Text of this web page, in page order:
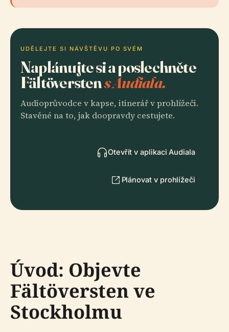
UDĚLEJTE SI NÁVŠTĚVU PO SVÉM
Naplánujte si a poslechněte
Fältöverstens Audiala.
Audioprůvodce v kapse, itinerář v prohlížeči.
Stavěné na to, jak doopravdy cestujete.
Otevřít v aplikaci Audiala
Plánovat v prohlížeči
Úvod: Objevte
Fältöversten ve
Stockholmu